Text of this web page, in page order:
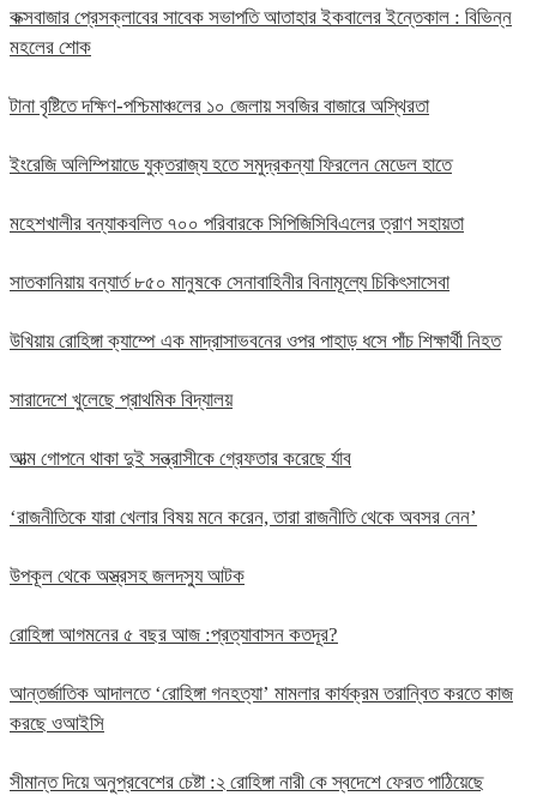
কক্সবাজার প্রেসক্লাবের সাবেক সভাপতি আতাহার ইকবালের ইন্তেকাল : বিভিন্ন
মহলের শোক
টানা বৃষ্টিতে দক্ষিণ-পশ্চিমাঞ্চলের ১০ জেলায় সবজির বাজারে অস্থিরতা
ইংরেজি অলিম্পিয়াডে যুক্তরাজ্য হতে সমুদ্রকন্যা ফিরলেন মেডেল হাতে
মহেশখালীর বন্যাকবলিত ৭০০ পরিবারকে সিপিজিসিবিএলের ত্রাণ সহায়তা
সাতকানিয়ায় বন্যার্ত ৮৫০ মানুষকে সেনাবাহিনীর বিনামূল্যে চিকিৎসাসেবা
উখিয়ায় রোহিঙ্গা ক্যাম্পে এক মাদ্রাসাভবনের ওপর পাহাড় ধসে পাঁচ শিক্ষার্থী নিহত
সারাদেশে খুলেছে প্রাথমিক বিদ্যালয়
আত্ম গোপনে থাকা দুই সন্ত্রাসীকে গ্রেফতার করেছে র্যাব
‘রাজনীতিকে যারা খেলার বিষয় মনে করেন, তারা রাজনীতি থেকে অবসর নেন’
উপকূল থেকে অস্ত্রসহ জলদস্যু আটক
রোহিঙ্গা আগমনের ৫ বছর আজ :প্রত্যাবাসন কতদূর?
আন্তর্জাতিক আদালতে ‘রোহিঙ্গা গনহত্যা’ মামলার কার্যক্রম তরান্বিত করতে কাজ
করছে ওআইসি
সীমান্ত দিয়ে অনুপ্রবেশের চেষ্টা :২ রোহিঙ্গা নারী কে স্বদেশে ফেরত পাঠিয়েছে